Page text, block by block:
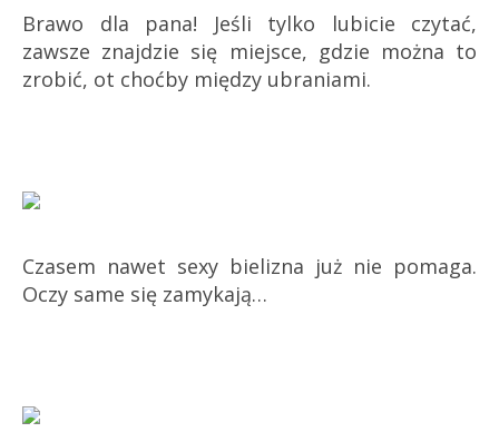
Brawo dla pana! Jeśli tylko lubicie czytać,
zawsze znajdzie się miejsce, gdzie można to
zrobić, ot choćby między ubraniami.
Czasem nawet sexy bielizna już nie pomaga.
Oczy same się zamykają…